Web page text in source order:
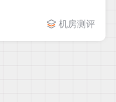
机房测评